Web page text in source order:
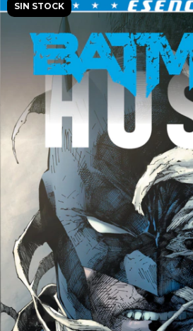
SIN STOCK